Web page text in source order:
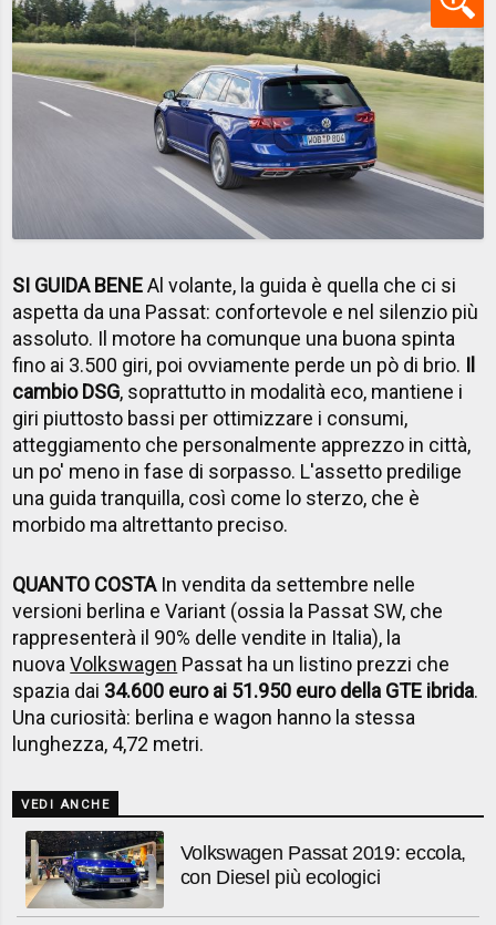
SI GUIDA BENEAl volante, la guida è quella che ci si
aspetta da una Passat: confortevole e nel silenzio più
assoluto. Il motore ha comunque una buona spinta
fino ai 3.500 giri, poi ovviamente perde un pò di brio. Il
cambio DSG, soprattutto in modalità eco, mantiene i
giri piuttosto bassi per ottimizzare i consumi,
atteggiamento che personalmente apprezzo in città,
un po' meno in fase di sorpasso. L'assetto predilige
una guida tranquilla, così come lo sterzo, che è
morbido ma altrettanto preciso.
QUANTO COSTAIn vendita da settembre nelle
versioni berlina e Variant (ossia la Passat SW, che
rappresenterà il 90% delle vendite in Italia), la
nuovaVolkswagen Passat ha un listino prezzi che
spazia dai 34.600 euro ai 51.950 euro della GTE ibrida.
Una curiosità: berlina e wagon hanno la stessa
lunghezza, 4,72 metri.
VEDI ANCHE
Volkswagen Passat 2019: eccola,
con Diesel più ecologici